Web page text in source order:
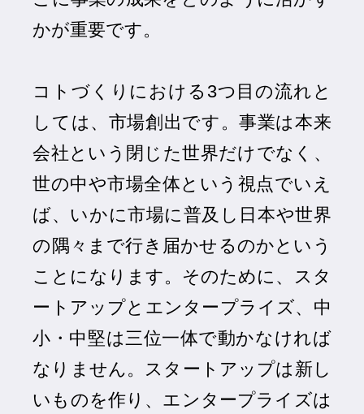
かが重要です。
コトづくりにおける3つ目の流れと
しては、市場創出です。事業は本来
会社という閉じた世界だけでなく、
世の中や市場全体という視点でいえ
ば、いかに市場に普及し日本や世界
の隅々まで行き届かせるのかという
ことになります。そのために、スタ
ートアップとエンタープライズ、中
小・中堅は三位一体で動かなければ
なりません。スタートアップは新し
いものを作り、エンタープライズは